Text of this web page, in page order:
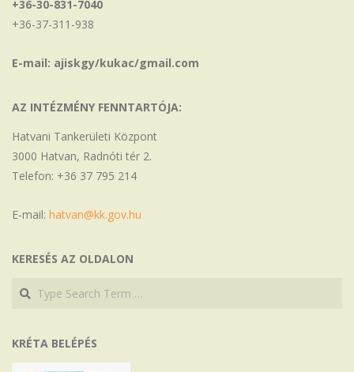
+36-30-831-7040
+36-37-311-938
E-mail: ajiskgy/kukac/gmail.com
AZ INTÉZMÉNY FENNTARTÓJA:
Hatvani Tankerületi Központ
3000 Hatvan, Radnóti tér 2.
Telefon: +36 37 795 214
E-mail: hatvan@kk.gov.hu
KERESÉS AZ OLDALON
Search
Search
KRÉTA BELÉPÉS